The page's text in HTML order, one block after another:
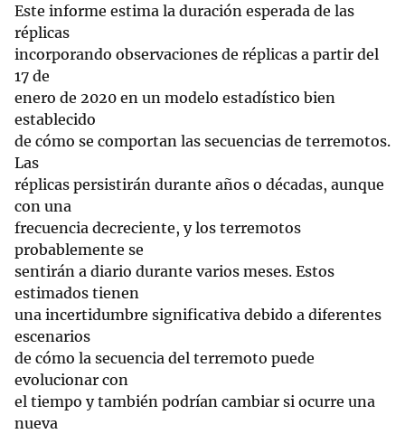
Este informe estima la duración esperada de las
réplicas
incorporando observaciones de réplicas a partir del
17 de
enero de 2020 en un modelo estadístico bien
establecido
de cómo se comportan las secuencias de terremotos.
Las
réplicas persistirán durante años o décadas, aunque
con una
frecuencia decreciente, y los terremotos
probablemente se
sentirán a diario durante varios meses. Estos
estimados tienen
una incertidumbre significativa debido a diferentes
escenarios
de cómo la secuencia del terremoto puede
evolucionar con
el tiempo y también podrían cambiar si ocurre una
nueva